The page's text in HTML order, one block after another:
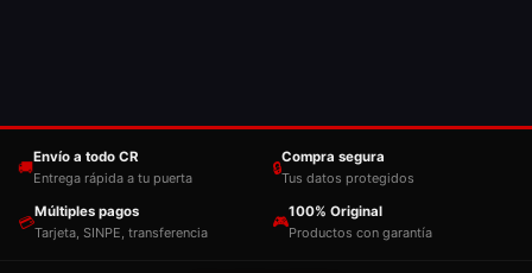
🚚
Envío a todo CR
Entrega rápida a tu puerta
🔒
Compra segura
Tus datos protegidos
💳
Múltiples pagos
Tarjeta, SINPE, transferencia
🎮
100% Original
Productos con garantía